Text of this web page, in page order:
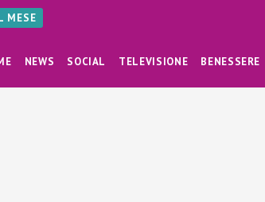
MESE
NEWS SOCIAL TELEVISIONE BENESSERE